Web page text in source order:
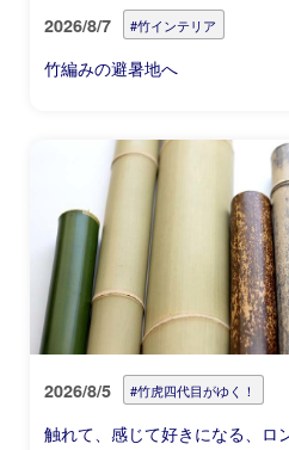
2026/8/7 #竹インテリア
竹編みの避暑地へ
2026/8/5 #竹虎四代目がゆく！
触れて、感じて好きになる、ロ